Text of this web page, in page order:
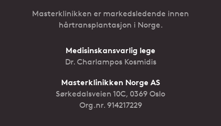
Masterklinikken er markedsledende innen
hårtransplantasjon i Norge.
Medisinskansvarlig lege
Dr. Charlampos Kosmidis
Masterklinikken Norge AS
Sørkedalsveien 10C, 0369 Oslo
Org.nr. 914217229